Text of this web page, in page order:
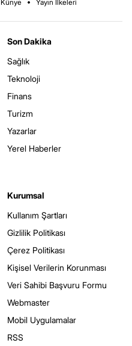
Künye Yayın İlkeleri
Son Dakika
Sağlık
Teknoloji
Finans
Turizm
Yazarlar
Yerel Haberler
Kurumsal
Kullanım Şartları
Gizlilik Politikası
Çerez Politikası
Kişisel Verilerin Korunması
Veri Sahibi Başvuru Formu
Webmaster
Mobil Uygulamalar
RSS